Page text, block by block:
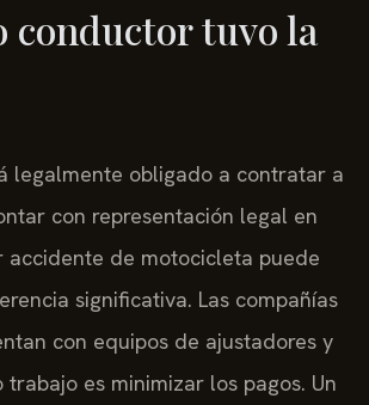
conductor tuvo la
legalmente obligado a contratar a
con representación legal en
accidente de motocicleta puede
significativa. Las compañías
con equipos de ajustadores y
trabajo es minimizar los pagos. Un